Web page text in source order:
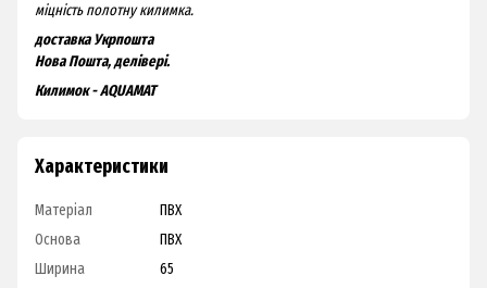
міцність полотну килимка.
доставка Укрпошта
Нова Пошта, делівері.
Килимок - AQUAMAT
Характеристики
Матеріал
ПВХ
Основа
ПВХ
Ширина
65